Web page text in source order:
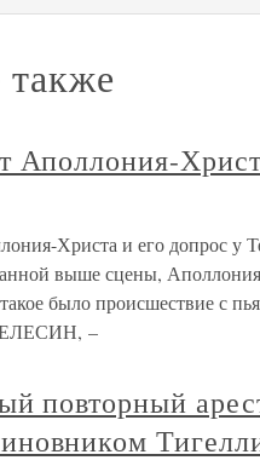
Аполлония-
Христа и его допрос у
выше сцены,
такое было
–
повторный